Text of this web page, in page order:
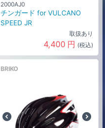
2000AJ0
チンガード for VULCANO
SPEED JR
取扱あり
4,400 円 (税込)
BRIKO